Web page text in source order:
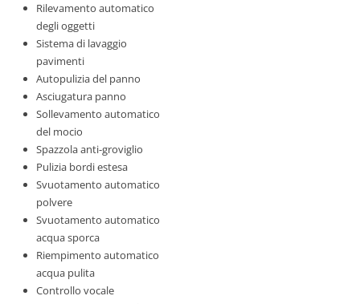
Rilevamento automatico
degli oggetti
Sistema di lavaggio
pavimenti
Autopulizia del panno
Asciugatura panno
Sollevamento automatico
del mocio
Spazzola anti-groviglio
Pulizia bordi estesa
Svuotamento automatico
polvere
Svuotamento automatico
acqua sporca
Riempimento automatico
acqua pulita
Controllo vocale